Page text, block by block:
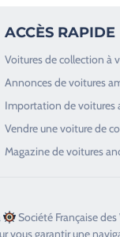
ACCÈS RAPIDE
Voitures de collection à
Annonces de voitures
Importation de voitures
Vendre une voiture de
Magazine de voitures
Société Française
vous garantir une